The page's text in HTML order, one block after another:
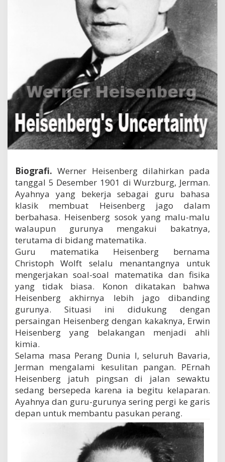
s
p
K
i
a
k
p
a
s
t
i
a
n
e
n
e
r
H
e
i
s
e
b
e
r
g
Biografi.Werner Heisenberg dilahirkan pada
tanggal 5 Desember 1901 di Wurzburg, Jerman.
Ayahnya yang bekerja sebagai guru bahasa
klasik membuat Heisenberg jago dalam
berbahasa. Heisenberg sosok yang malu-malu
walaupun gurunya mengakui bakatnya,
terutama di bidang matematika.
Guru matematika Heisenberg bernama
Christoph Wolft selalu menantangnya untuk
mengerjakan soal-soal matematika dan fisika
yang tidak biasa. Konon dikatakan bahwa
Heisenberg akhirnya lebih jago dibanding
gurunya. Situasi ini didukung dengan
persaingan Heisenberg dengan kakaknya, Erwin
Heisenberg yang belakangan menjadi ahli
kimia.
Selama masa Perang Dunia I, seluruh Bavaria,
Jerman mengalami kesulitan pangan. PErnah
Heisenberg jatuh pingsan di jalan sewaktu
sedang bersepeda karena ia begitu kelaparan.
Ayahnya dan guru-gurunya sering pergi ke garis
depan untuk membantu pasukan perang.